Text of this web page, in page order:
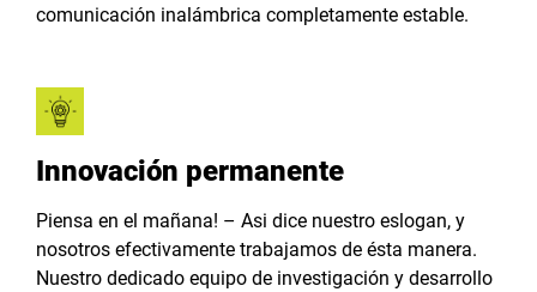
comunicación inalámbrica completamente estable.
Innovación permanente
Piensa en el mañana! – Asi dice nuestro eslogan, y
nosotros efectivamente trabajamos de ésta manera.
Nuestro dedicado equipo de investigación y desarrollo